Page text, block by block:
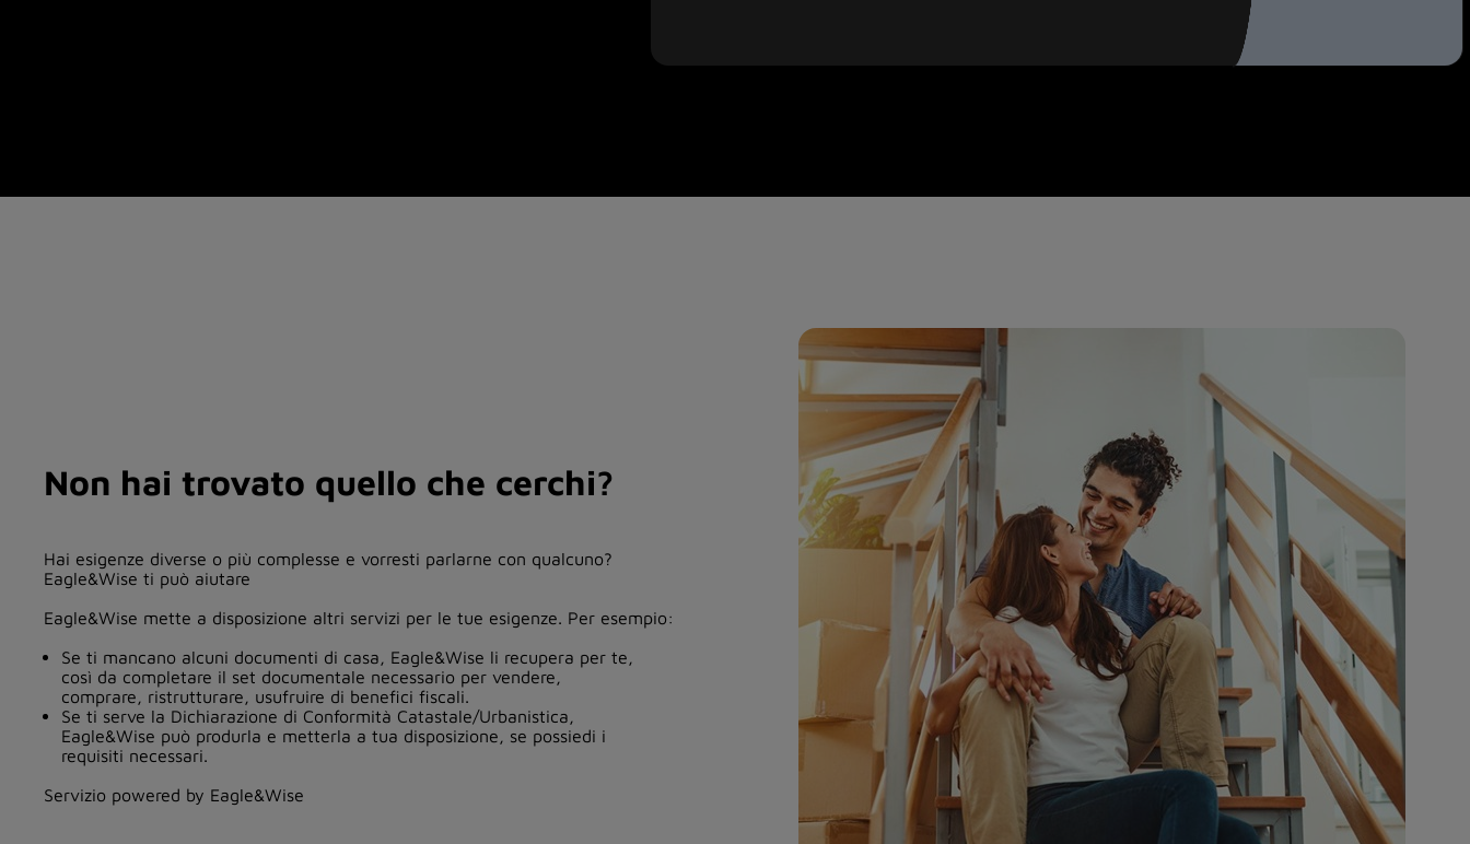
Non hai trovato quello che cerchi?
Hai esigenze diverse o più complesse e vorresti parlarne con qualcuno?
Eagle&Wise ti può aiutare
Eagle&Wise mette a disposizione altri servizi per le tue esigenze. Per esempio:
Se ti mancano alcuni documenti di casa, Eagle&Wise li recupera per te,
così da completare il set documentale necessario per vendere,
comprare, ristrutturare, usufruire di benefici fiscali.
Se ti serve la Dichiarazione di Conformità Catastale/Urbanistica,
Eagle&Wise può produrla e metterla a tua disposizione, se possiedi i
requisiti necessari.
Servizio powered by Eagle&Wise